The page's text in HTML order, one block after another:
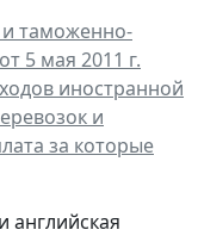
таможенно-
5 мая 2011 г.
иностранной
и
за которые
английская